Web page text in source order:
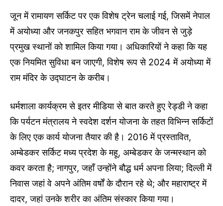
जून में रामायण सर्किट पर एक विशेष ट्रेन चलाई गई, जिसमें नेपाल
में अयोध्या और जनकपुर सहित भगवान राम के जीवन से जुड़े
प्रमुख स्थानों को शामिल किया गया। अधिकारियों ने कहा कि यह
एक नियमित सुविधा बन जाएगी, विशेष रूप से 2024 में अयोध्या में
राम मंदिर के उद्घाटन के करीब।
धर्मशाला कार्यक्रम से इतर मीडिया से बात करते हुए रेड्डी ने कहा
कि पर्यटन मंत्रालय ने स्वदेश दर्शन योजना के तहत विभिन्न सर्किटों
के लिए एक कार्य योजना तैयार की है। 2016 में प्रस्तावित,
अम्बेडकर सर्किट मध्य प्रदेश के महू, अम्बेडकर के जन्मस्थान को
कवर करता है; नागपुर, जहाँ उन्होंने बौद्ध धर्म अपना लिया; दिल्ली में
निवास जहां वे अपने अंतिम वर्षों के दौरान रहे थे; और महाराष्ट्र में
दादर, जहां उनके शरीर का अंतिम संस्कार किया गया।